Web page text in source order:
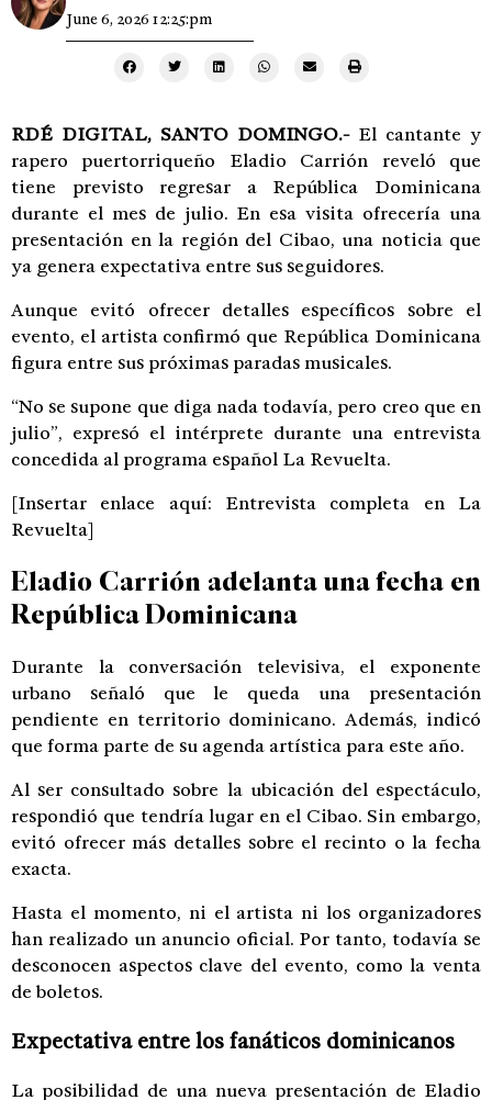
June 6, 2026 12:25:pm
RDÉ DIGITAL, SANTO DOMINGO.- El cantante y
rapero puertorriqueño Eladio Carrión reveló que
tiene previsto regresar a República Dominicana
durante el mes de julio. En esa visita ofrecería una
presentación en la región del Cibao, una noticia que
ya genera expectativa entre sus seguidores.
Aunque evitó ofrecer detalles específicos sobre el
evento, el artista confirmó que República Dominicana
figura entre sus próximas paradas musicales.
“No se supone que diga nada todavía, pero creo que en
julio”, expresó el intérprete durante una entrevista
concedida al programa español La Revuelta.
[Insertar enlace aquí: Entrevista completa en La
Revuelta]
Eladio Carrión adelanta una fecha en
República Dominicana
Durante la conversación televisiva, el exponente
urbano señaló que le queda una presentación
pendiente en territorio dominicano. Además, indicó
que forma parte de su agenda artística para este año.
Al ser consultado sobre la ubicación del espectáculo,
respondió que tendría lugar en el Cibao. Sin embargo,
evitó ofrecer más detalles sobre el recinto o la fecha
exacta.
Hasta el momento, ni el artista ni los organizadores
han realizado un anuncio oficial. Por tanto, todavía se
desconocen aspectos clave del evento, como la venta
de boletos.
Expectativa entre los fanáticos dominicanos
La posibilidad de una nueva presentación de Eladio